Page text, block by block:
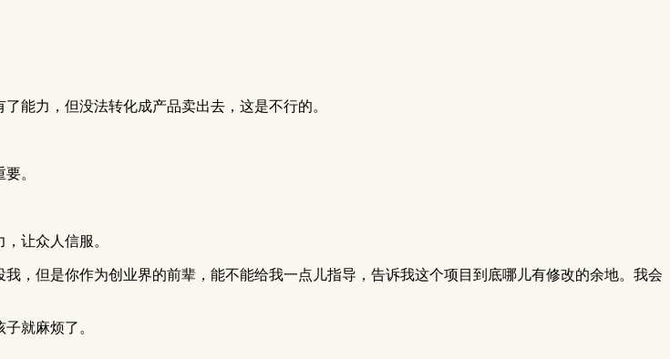
能力，但没法转化成产品卖出去，这是不行的。
。
让众人信服。
，但是你作为创业界的前辈，能不能给我一点儿指导，告诉我这个项目到底哪儿有修改的余地。我会
就麻烦了。